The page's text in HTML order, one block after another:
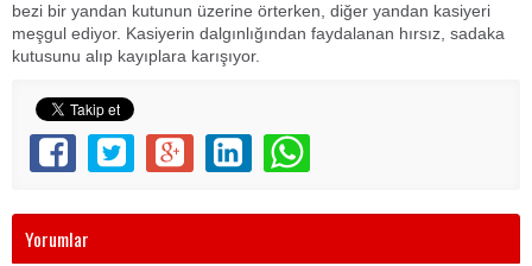
bezi bir yandan kutunun üzerine örterken, diğer yandan kasiyeri
meşgul ediyor. Kasiyerin dalgınlığından faydalanan hırsız, sadaka
kutusunu alıp kayıplara karışıyor.
Yorumlar